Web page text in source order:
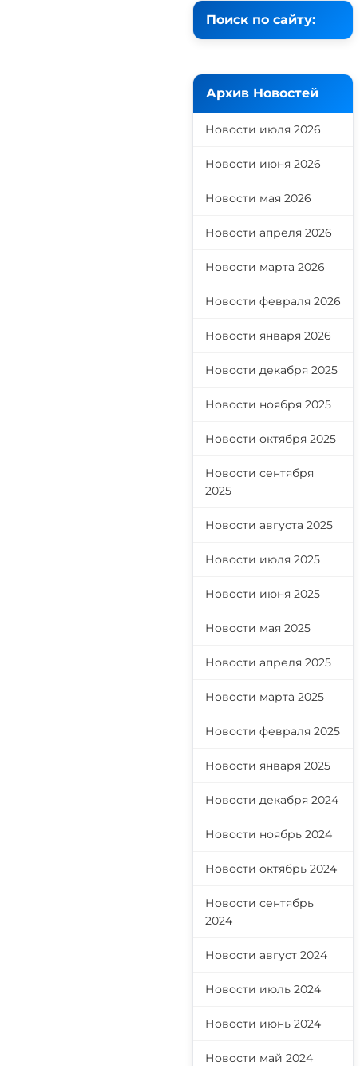
Поиск по сайту:
Архив Новостей
Новости июля 2026
Новости июня 2026
Новости мая 2026
Новости апреля 2026
Новости марта 2026
Новости февраля 2026
Новости января 2026
Новости декабря 2025
Новости ноября 2025
Новости октября 2025
Новости сентября
2025
Новости августа 2025
Новости июля 2025
Новости июня 2025
Новости мая 2025
Новости апреля 2025
Новости марта 2025
Новости февраля 2025
Новости января 2025
Новости декабря 2024
Новости ноябрь 2024
Новости октябрь 2024
Новости сентябрь
2024
Новости август 2024
Новости июль 2024
Новости июнь 2024
Новости май 2024